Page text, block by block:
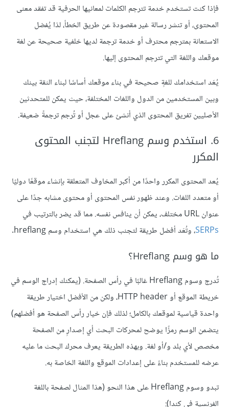
فإذا كنت تستخدم خدمة تترجم الكلمات لمعانيها الحرفية قد تفقد معنى
المحتوى، أو تنشر رسالة غير مقصودة عن طريق الخطأ، لذا يُفضل
الاستعانة بمترجم محترف أو خدمة ترجمة لديها خلفية صحيحة عن لغة
موقعك واللغة التي تترجم المحتوى إليها.
يُعَد استخدامك للغةٍ صحيحة في بناء موقعك أساسًا لبناء الثقة بينك
وبين المستخدمين من الدول واللغات المختلفة، حيث يمكن للمتحدثين
الأصليين تفريق المحتوى الذي أنشئ على عجل أو تُرجم ترجمةً ضعيفة.
6. استخدم وسم Hreflang لتجنب المحتوى
المكرر
يُعد المحتوى المكرر واحدًا من أكبر المخاوف المتعلقة بإنشاء موقعًا دوليًا
أو متعدد اللغات. وعند ظهور نفس المحتوى أو محتوى مشابه جدًا على
عنوان URL مختلف، يمكن أن ينافس نفسه. مما قد يضر بالترتيب في
SERPs، وتُعَد أفضل طريقة لتجنب ذلك هي استخدام وسم hreflang.
ما هو وسم Hreflang؟
تُدرج وسوم Hreflang غالبًا في رأس الصفحة. (يمكنك إدراج الوسم في
خريطة الموقع أو HTTP header، ولكن من الأفضل اختيار طريقة
واحدة قياسية لموقعك بالكامل؛ لذلك فإن خيار رأس الصفحة هو أفضلهم)
يتضمن الوسم رمزًا يوضح لمحركات البحث أي إصدارٍ من الصفحة
مخصص لأي بلد و/أو لغة. وبهذه الطريقة يعرف محرك البحث ما عليه
عرضه للمستخدم بناءً على إعدادات الموقع واللغة الخاصة به.
تبدو وسوم Hreflang على هذا النحو (هذا المثال لصفحة باللغة
الفرنسية في كندا):